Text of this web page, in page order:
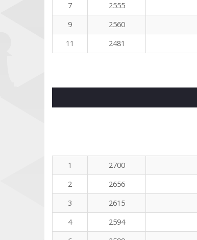
7
2555
9
2560
11
2481
1
2700
2
2656
3
2615
4
2594